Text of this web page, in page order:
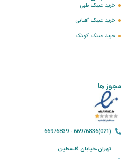
خرید عینک طبی
خرید عینک آفتابی
خرید عینک کودک
مجوز ها
(021)66976836 - 66976839
تهران،خیابان فلسطین